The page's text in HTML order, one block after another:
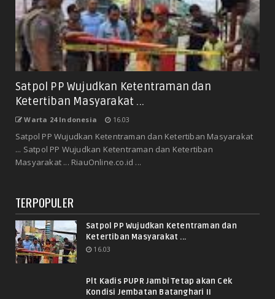
Satpol PP Wujudkan Ketentraman dan
Ketertiban Masyarakat ...
Warta 24 Indonesia 16.03
Satpol PP Wujudkan Ketentraman dan Ketertiban Masyarakat
... Satpol PP Wujudkan Ketentraman dan Ketertiban
Masyarakat ... RiauOnline.co.id ...
TERPOPULER
Satpol PP Wujudkan Ketentraman dan
Ketertiban Masyarakat ...
16.03
Plt Kadis PUPR Jambi Tetap akan Cek
Kondisi Jembatan Batanghari II